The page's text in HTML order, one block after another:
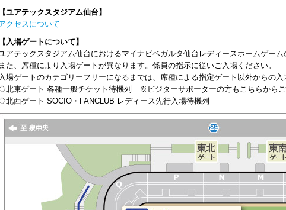
【ユアテックスタジアム仙台】
クセスについて
【入場ゲートについて】
アテックスタジアム仙台におけるマイナビベガルタ仙台レディースホームゲー
また、席種により入場ゲートが異なります。係員の指示に従いご入場ください。
入場ゲートのカテゴリーフリーになるまでは、席種による指定ゲート以外からの
北東ゲート 各種一般チケット待機列 ※ビジターサポーターの方もこちらから
北西ゲート SOCIO・FANCLUB レディース先行入場待機列